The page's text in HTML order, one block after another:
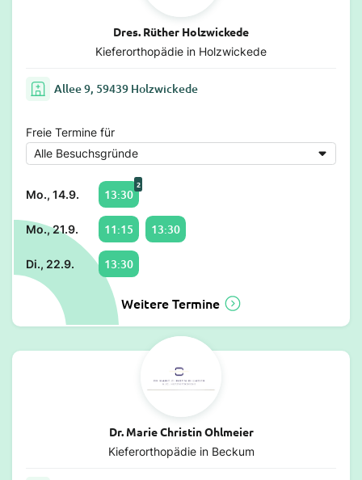
Dres. Rüther Holzwickede
Kieferorthopädie in Holzwickede
Allee 9, 59439 Holzwickede
Freie Termine für
Mo., 14.9. 13:30
2
Mo., 21.9. 11:15 13:30
Di., 22.9. 13:30
Weitere Termine
Dr. Marie Christin Ohlmeier
Kieferorthopädie in Beckum